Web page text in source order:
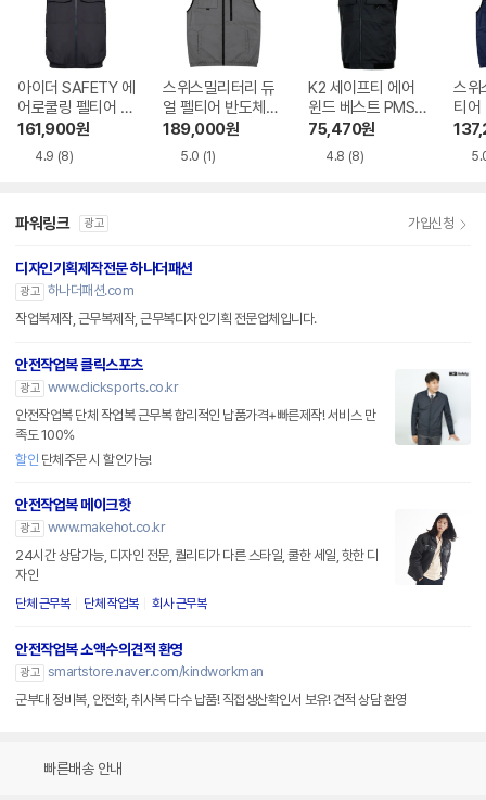
아이더 SAFETY 에
어로쿨링 펠티어 베
스트 HMS26655
161,900원
4.9 (8)
스위스밀리터리 듀
얼 펠티어 반도체
선풍기조끼 SMIV-
300
189,000원
5.0 (1)
K2 세이프티 에어
윈드 베스트 PMS2
4601
75,470원
4.8 (8)
스위
티어
조
파워링크 광고 가입신청
디자인기획제작전문 하나더패션
광고 하나더패션.com
작업복제작, 근무복제작, 근무복디자인기획 전문업체입니다.
안전작업복 클릭스포츠
광고 www.clicksports.co.kr
안전작업복 단체 작업복 근무복 합리적인 납품가격+빠른제작! 서비스 만
족도 100%
할인 단체주문 시 할인가능!
안전작업복 메이크핫
광고 www.makehot.co.kr
24시간 상담가능, 디자인 전문, 퀄리티가 다른 스타일, 쿨한 세일, 핫한 디
자인
단체 근무복 단체 작업복 회사 근무복
안전작업복 소액수의견적 환영
광고 smartstore.naver.com/kindworkman
군부대 정비복, 안전화, 취사복 다수 납품! 직접생산확인서 보유! 견적 상담 환영
빠른배송 안내